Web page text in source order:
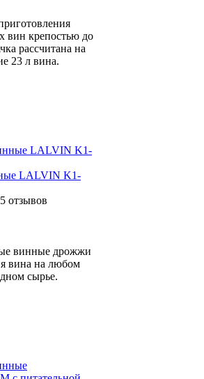
вин крепостью до
рассчитана на
23 л вина.
LALVIN K1-
отзывов
винные дрожжи
вина на любом
сырье.